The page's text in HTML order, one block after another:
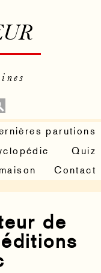
parutions
Quiz
Contact
de